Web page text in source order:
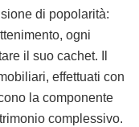
di popolarità:
ogni
il suo cachet. Il
effettuati con
la componente
complessivo.